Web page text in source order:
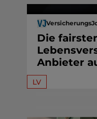
Die
Anbieter
LV